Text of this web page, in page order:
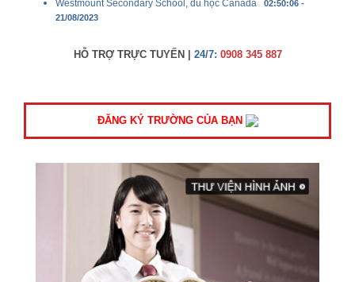
Westmount Secondary School, du học Canada 02:50:06 -
21/08/2023
HỖ TRỢ TRỰC TUYẾN | 24/7: 0908 345 887
ĐĂNG KÝ TRƯỜNG CỦA BẠN